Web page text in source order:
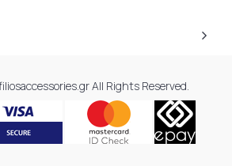
All Rights Reserved.